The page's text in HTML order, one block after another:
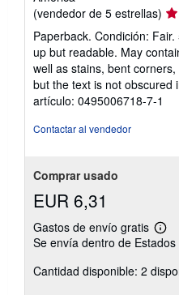
(vendedor de 5 estrellas)
del
5
de
5
Paperback. Condición:
up but readable. May
well as stains, bent
but the text is not obscured
artículo: 0495006718-7-1
Contactar al vendedor
Comprar usado
EUR 6,31
Gastos de envío gratis
Más
las
Se envía dentro de
Cantidad disponible: 2